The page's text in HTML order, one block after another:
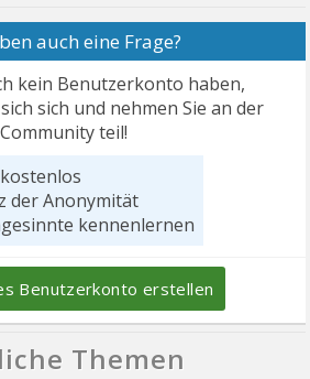
auch eine Frage?
kein Benutzerkonto haben,
sich und nehmen Sie an der
Community teil!
der Anonymität
kennenlernen
Benutzerkonto erstellen
Themen